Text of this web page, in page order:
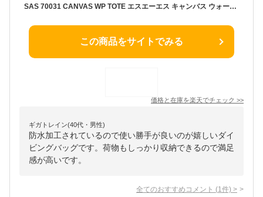
SAS 70031 CANVAS WP TOTE エスエーエス キャンバス ウォーター プルーフ トートダイビング バッグ トートバッグ 手さげバッグ ドライバッグ 防水バッグ 日本製 国産
この商品をサイトでみる
価格と在庫を楽天でチェック >>
ギガトレイン(40代・男性)
防水加工されているので使い勝手が良いのが嬉しいダイ
ビングバッグです。荷物もしっかり収納できるので満足
感が高いです。
全てのおすすめコメント (1 件) >